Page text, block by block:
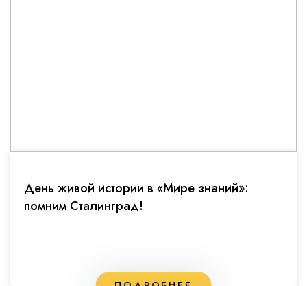
День живой истории в «Мире знаний»:
помним Сталинград!